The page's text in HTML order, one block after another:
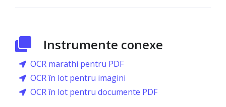
Instrumente conexe
OCR marathi pentru PDF
OCR în lot pentru imagini
OCR în lot pentru documente PDF